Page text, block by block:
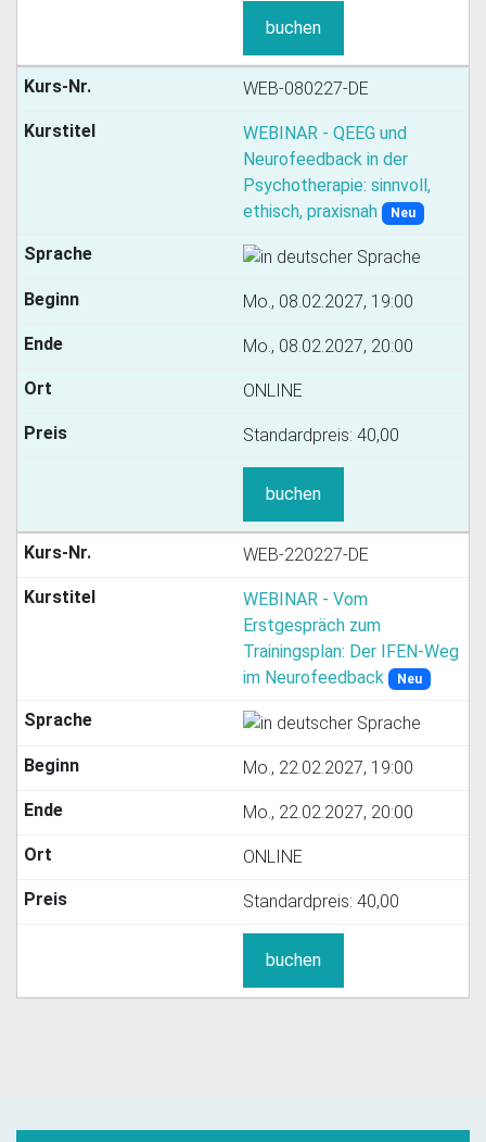
buchen
WEB-080227-DE
WEBINAR - QEEG und
Neurofeedback in der
Psychotherapie: sinnvoll,
ethisch, praxisnah
Neu
Mo., 08.02.2027, 19:00
Mo., 08.02.2027, 20:00
ONLINE
Standardpreis: 40,00
buchen
WEB-220227-DE
WEBINAR - Vom
Erstgespräch zum
Trainingsplan: Der IFEN-Weg
im Neurofeedback
Neu
Mo., 22.02.2027, 19:00
Mo., 22.02.2027, 20:00
ONLINE
Standardpreis: 40,00
buchen